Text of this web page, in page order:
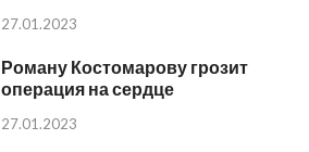
27.01.2023
Роману Костомарову грозит
операция на сердце
27.01.2023